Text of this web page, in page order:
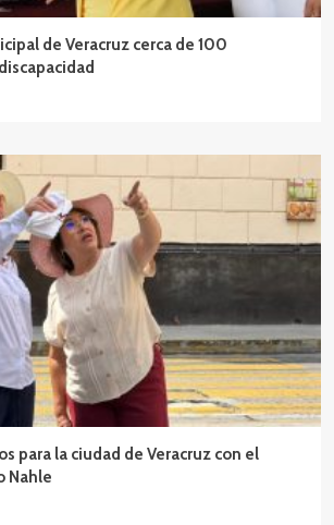
de Veracruz cerca de 100
para la ciudad de Veracruz con el
Nahle